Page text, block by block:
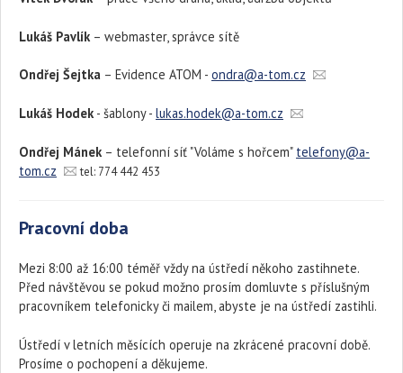
Lukáš Pavlík – webmaster, správce sítě
Ondřej Šejtka – Evidence ATOM - ondra@a-tom.cz
Lukáš Hodek - šablony - lukas.hodek@a-tom.cz
Ondřej Mánek – telefonní síť "Voláme s hořcem" telefony@a-
tom.cz
tel: 774 442 453
Pracovní doba
Mezi 8:00 až 16:00 téměř vždy na ústředí někoho zastihnete.
Před návštěvou se pokud možno prosím domluvte s příslušným
pracovníkem telefonicky či mailem, abyste je na ústředí zastihli.
Ústředí v letních měsících operuje na zkrácené pracovní době.
Prosíme o pochopení a děkujeme.